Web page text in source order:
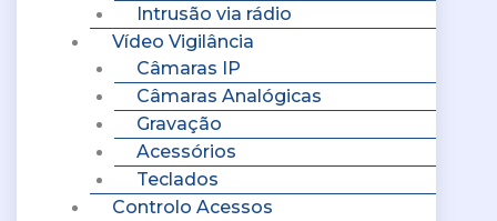
Intrusão via rádio
Vídeo Vigilância
Câmaras IP
Câmaras Analógicas
Gravação
Acessórios
Teclados
Controlo Acessos